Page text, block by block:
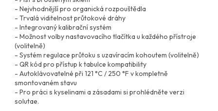
- Nejvhodnější pro organická rozpouštědla
- Trvalá viditelnost průtokové dráhy
- Integrovaný kalibrační systém
- Možnost volby nastavovacího tlačítka u každého přístroje
(volitelně)
- Systém regulace průtoku s uzavíracím kohoutem (volitelně)
- QR kód pro přístup k tabulce kompatibility
- Autoklávovatelné při 121 °C / 250 °F v kompletně
smontovaném stavu
- Pro práci s kyselinami a zásadami si prohlédněte verzi
solutae.